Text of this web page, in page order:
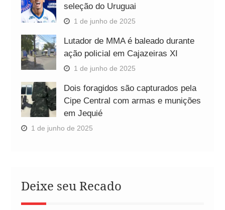
seleção do Uruguai
1 de junho de 2025
Lutador de MMA é baleado durante
ação policial em Cajazeiras XI
1 de junho de 2025
Dois foragidos são capturados pela
Cipe Central com armas e munições
em Jequié
1 de junho de 2025
Deixe seu Recado